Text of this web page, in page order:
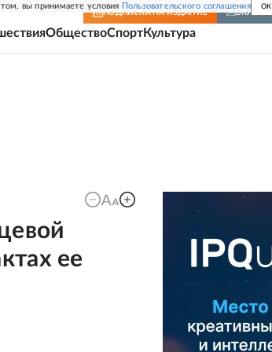
вы принимаете условия Пользовательского соглашения OK
ПОДПИСКА НА ИЗДАНИЕ
ОбществоСпортКультура
ее